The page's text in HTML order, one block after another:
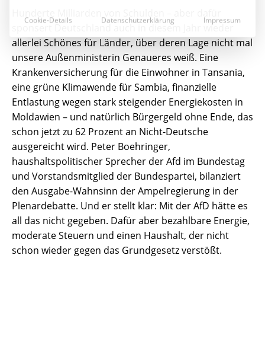
sponsert Deutschland auch in diesem Jahr wieder
allerlei Schönes für Länder, über deren Lage nicht mal
unsere Außenministerin Genaueres weiß. Eine
Krankenversicherung für die Einwohner in Tansania,
eine grüne Klimawende für Sambia, finanzielle
Entlastung wegen stark steigender Energiekosten in
Moldawien – und natürlich Bürgergeld ohne Ende, das
schon jetzt zu 62 Prozent an Nicht-Deutsche
ausgereicht wird. Peter Boehringer,
haushaltspolitischer Sprecher der Afd im Bundestag
und Vorstandsmitglied der Bundespartei, bilanziert
den Ausgabe-Wahnsinn der Ampelregierung in der
Plenardebatte. Und er stellt klar: Mit der AfD hätte es
all das nicht gegeben. Dafür aber bezahlbare Energie,
moderate Steuern und einen Haushalt, der nicht
schon wieder gegen das Grundgesetz verstößt.